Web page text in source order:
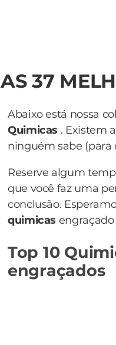
AS 37
Abaixo está nossa
Quimicas . Existem
ninguém sabe (para
Reserve algum
que você faz uma
conclusão.
quimicas engraçado
Top 10
engraçados